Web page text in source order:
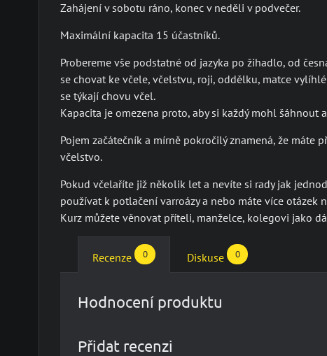
Zahájení v sobotu ráno, konec v neděli v podvečer.
Maximální kapacita 15 účastníků.
Probereme vše podstatné od jazyka po žihadlo, od
se chovat ke včele, včelstvu, roji, oddělku, matce
se týkají chovu včel.
Kapacita je omezena proto, aby si každý mohl šáhnout
Pojem začátečník a mírně pokročilý znamená, že
včelstvo.
Pokud včelaříte již několik let a nevíte si rady jak
používat k potlačení varroázy a nebo máte více otázek
Kurz můžete věnovat příteli, manželce, kolegovi jako
Recenze 0 Diskuse 0
Hodnocení produktu
Přidat recenzi